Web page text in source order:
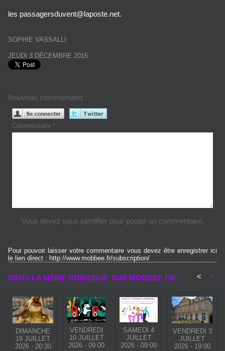
les passagersduvent@laposte.net.
SOPHIE VASSALLI
JEUDI 3 DÉCEMBRE 2015
Nouveau commentaire :
Commentaire * :
Vous devez vous identifier pour poster un commentaire.
Pour pouvoir laisser votre commentaire vous devez être enregistrer ici
le lien direct : http://www.mobbee.fr/subscription/
DANS LA MÊME RUBRIQUE SUR MOBBEE.FR: < >
DIMANCHE
19 JUILLET
2026 - 20:30
VENDREDI
10 JUILLET
2026 - 09:00
SAMEDI 4
JUILLET
2026 - 09:00
VENDREDI 3
JUILLET
2026 - 19:00